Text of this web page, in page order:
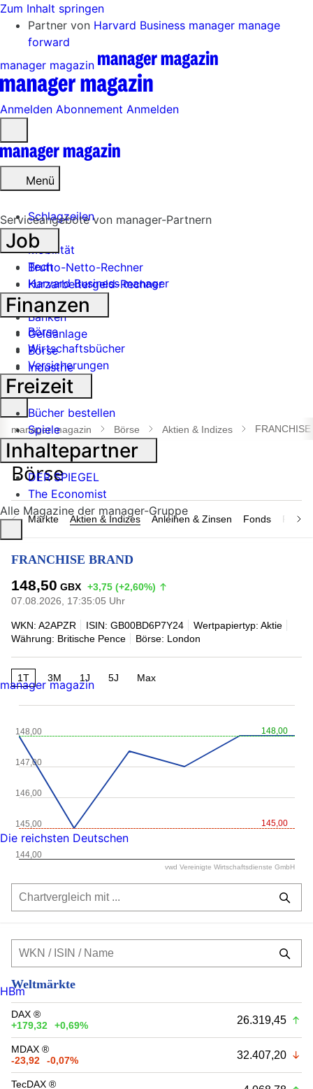
Zum Inhalt springen
Partner von Harvard Business manager manage
forward
manager magazin
Anmelden Abonnement Anmelden
öffnen
Menü
Schlagzeilen
Mobilität
Tech
Harvard Business manager
Handel
Banken
Geldanlage
Börse
Industrie
Suche
öffnen
manager magazin Börse Aktien & Indizes
Märkte Aktien & Indizes Anleihen & Zinsen Fonds
FRANCHISE BRAND
148,50 GBX +3,75 (+2,60%)
07.08.2026, 17:35:05 Uhr
WKN: A2APZR ISIN: GB00BD6P7Y24
Wertpapiertyp: Aktie
Währung: Britische Pence
Börse: London
1T 3M 1J 5J Max
148,00
145,00
144,00
145,00
146,00
147,00
148,00
vwd Vereinigte Wirtschaftsdienste GmbH
Weltmärkte
DAX ®
+179,32
+0,69% 26.319,45
MDAX ®
-23,92
-0,07% 32.407,20
TecDAX ®
Serviceangebote von manager-Partnern
Job
Brutto-Netto-Rechner
Kurzarbeitergeld-Rechner
Finanzen
Börse
Wirtschaftsbücher
Versicherungen
Freizeit
Bücher bestellen
Spiele
Inhaltepartner
DER SPIEGEL
The Economist
Alle Magazine der manager-Gruppe
manager magazin
Die reichsten Deutschen
HBm